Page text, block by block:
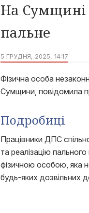
На Сумщині
пальне
5 ГРУДНЯ, 2025, 14:17
Фізична особа
Сумщини, повідомила
Подробиці
Працівники ДПС
та реалізацію
фізичною особою, яка
будь-яких дозвільних